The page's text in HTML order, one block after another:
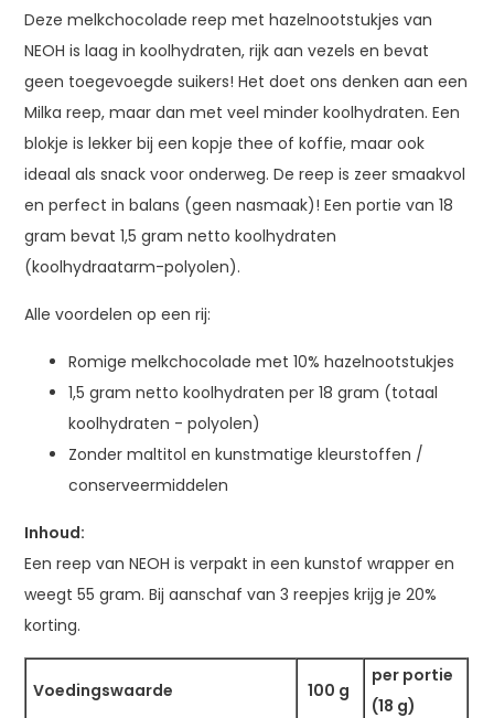
Deze melkchocolade reep met hazelnootstukjes van
NEOH is laag in koolhydraten, rijk aan vezels en bevat
geen toegevoegde suikers! Het doet ons denken aan een
Milka reep, maar dan met veel minder koolhydraten. Een
blokje is lekker bij een kopje thee of koffie, maar ook
ideaal als snack voor onderweg. De reep is zeer smaakvol
en perfect in balans (geen nasmaak)! Een portie van 18
gram bevat 1,5 gram netto koolhydraten
(koolhydraatarm-polyolen).
Alle voordelen op een rij:
Romige melkchocolade met 10% hazelnootstukjes
1,5 gram netto koolhydraten per 18 gram (totaal
koolhydraten - polyolen)
Zonder maltitol en kunstmatige kleurstoffen /
conserveermiddelen
Inhoud:
Een reep van NEOH is verpakt in een kunstof wrapper en
weegt 55 gram. Bij aanschaf van 3 reepjes krijg je 20%
korting.
Voedingswaarde 100 g
per portie
(18 g)